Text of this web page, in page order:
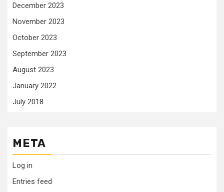
December 2023
November 2023
October 2023
September 2023
August 2023
January 2022
July 2018
META
Log in
Entries feed